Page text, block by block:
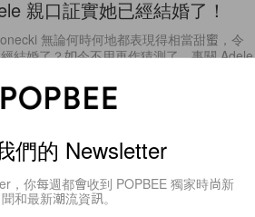
親口証實她已經結婚了！
無論何時何地都表現得相當甜蜜，令
結婚了？如今不用再作猜測了，事關 Adele
們的 Newsletter
，你每週都會收到 POPBEE 獨家時尚新
聞和最新潮流資訊。